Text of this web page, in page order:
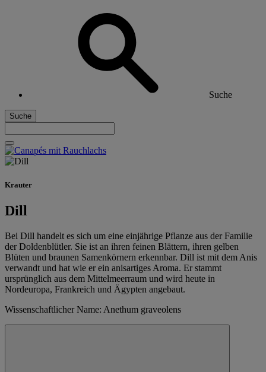
Suche
Suche
Krauter
Dill
Bei Dill handelt es sich um eine einjährige Pflanze aus der Familie
der Doldenblütler. Sie ist an ihren feinen Blättern, ihren gelben
Blüten und braunen Samenkörnern erkennbar. Dill ist mit dem Anis
verwandt und hat wie er ein anisartiges Aroma. Er stammt
ursprünglich aus dem Mittelmeerraum und wird heute in
Nordeuropa, Frankreich und Ägypten angebaut.
Wissenschaftlicher Name: Anethum graveolens